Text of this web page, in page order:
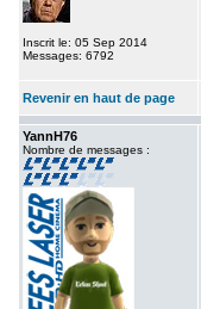
Inscrit le: 05 Sep 2014
Messages: 6792
Revenir en haut de page
YannH76
Nombre de messages :